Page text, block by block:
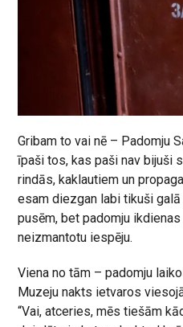
Gribam to vai nē – Padomju
īpaši tos, kas paši nav bijuši
rindās, kaklautiem un
esam diezgan labi tikuši
pusēm, bet padomju
neizmantotu iespēju.
Viena no tām – padomju
Muzeju nakts ietvaros
“Vai, atceries, mēs tiešām